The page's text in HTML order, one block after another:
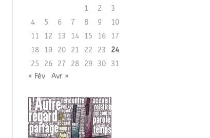
1
2
3
4
5 6 7 8 9
10
11
12 13 14 15 16
17
18
19 20 21 22 23
24
25
26 27 28 29 30
31
« Fév
Avr »